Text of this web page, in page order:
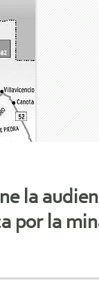
la
por la